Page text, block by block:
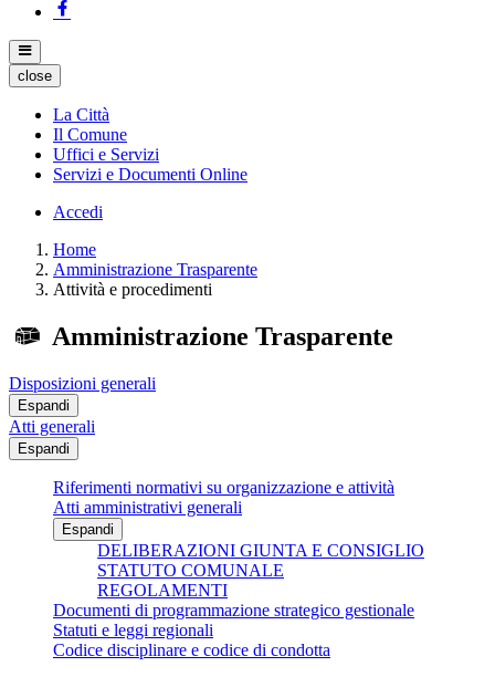
close
La Città
Il Comune
Uffici e Servizi
Servizi e Documenti Online
Accedi
Home
Amministrazione Trasparente
Attività e procedimenti
Amministrazione Trasparente
Disposizioni generali
Espandi
Atti generali
Espandi
Riferimenti normativi su organizzazione e attività
Atti amministrativi generali
Espandi
DELIBERAZIONI GIUNTA E CONSIGLIO
STATUTO COMUNALE
REGOLAMENTI
Documenti di programmazione strategico gestionale
Statuti e leggi regionali
Codice disciplinare e codice di condotta